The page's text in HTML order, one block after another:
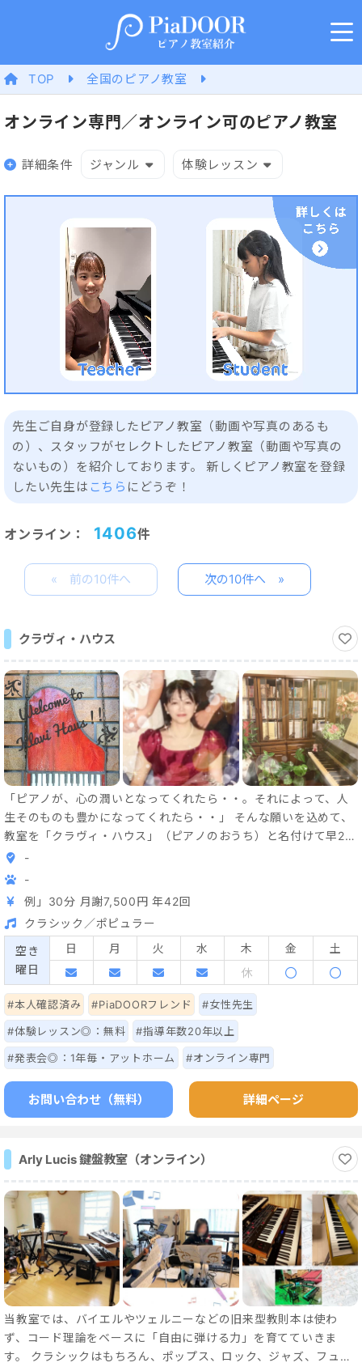
TOP 全国のピアノ教室
オンライン専門／オンライン可のピアノ教室
詳細条件 ジャンル 体験レッスン
先生ご自身が登録したピアノ教室（動画や写真のあるも
の）、スタッフがセレクトしたピアノ教室（動画や写真の
ないもの）を紹介しております。 新しくピアノ教室を登録
したい先生は こちら にどうぞ！
オンライン ： 1406件
« »
クラヴィ・ハウス
「ピアノが、心の潤いとなってくれたら・・。それによって、人
生そのものも豊かになってくれたら・・」 そんな願いを込めて、
教室を「クラヴィ・ハウス」（ピアノのおうち）と名付けて早27
年。 3才〜80代の様々な方々と、音楽の喜び・煌めきをたくさん
分かち合わせていただいて参りました。 ウィーン国立音大に学
走って参りますうち、全国大会1位含め、コンクール受賞者も多数
生まれ、大変有難いことに、優秀指導者賞もいただいて参りまし
た。 歌ったり踊ったりの初心レッスンから、自分の心を語るため
の本格レッスンまで、幅広く行なっております。 是非ご一緒に楽
譜の向こうに広がる世界を楽しみませんか？
-
-
例」30分 月謝7,500円 年42回
クラシック／ポピュラー
空き
曜日
日 月 火 水 木 金
土
休
#本人確認済み #PiaDOORフレンド #女性先生
#体験レッスン◎：無料 #指導年数20年以上
#発表会◎：1年毎・アットホーム #オンライン専門
お問い合わせ（無料） 詳細ページ
Arly Lucis 鍵盤教室（オンライン）
当教室では、バイエルやツェルニーなどの旧来型教則本は使わ
ず、コード理論をベースに「自由に弾ける力」を育てていきま
す。 クラシックはもちろん、ポップス、ロック、ジャズ、フュー